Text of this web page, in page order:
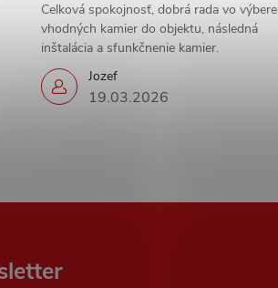
Jozef
19.03.2026
Celková spokojnosť, dobrá rada vo výbere
vhodných kamier do objektu, následná
inštalácia a sfunkčnenie kamier.